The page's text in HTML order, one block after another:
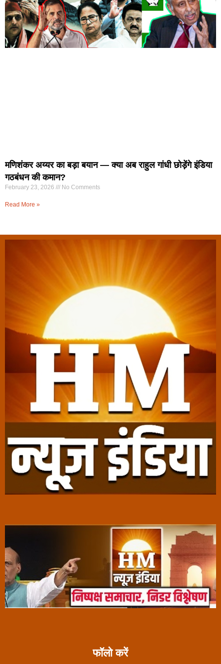
मणिशंकर अय्यर का बड़ा बयान — क्या अब राहुल गांधी छोड़ेंगे इंडिया
गठबंधन की कमान?
February 23, 2026 No Comments
Read More »
फॉलो करें